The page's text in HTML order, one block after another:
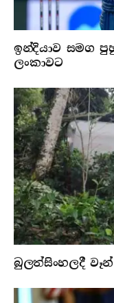
ඉන්දියාව සමග
ලංකාවට
බුලත්සිංහලදී